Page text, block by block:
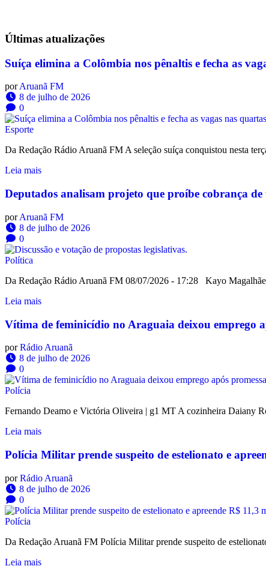
Últimas atualizações
Suíça elimina a Colômbia nos pênaltis e fecha as
porAruanã FM
8 de julho de 2026
0
Esporte
Da Redação Rádio Aruanã FM A seleção suíça conquistou nesta
Leia mais
Deputados analisam projeto que proíbe cobrança
por Aruanã FM
8 de julho de 2026
0
Política
Da Redação Rádio Aruanã FM 08/07/2026 - 17:28 Kayo
Leia mais
Vítima de feminicídio no Araguaia deixou emprego
por Rádio Aruanã
8 de julho de 2026
0
Polícia
Fernando Deamo e Victória Oliveira | g1 MT A cozinheira Daiany
Leia mais
Polícia Militar prende suspeito de estelionato e
por Rádio Aruanã
8 de julho de 2026
0
Polícia
Da Redação Aruanã FM Polícia Militar prende suspeito de
Leia mais